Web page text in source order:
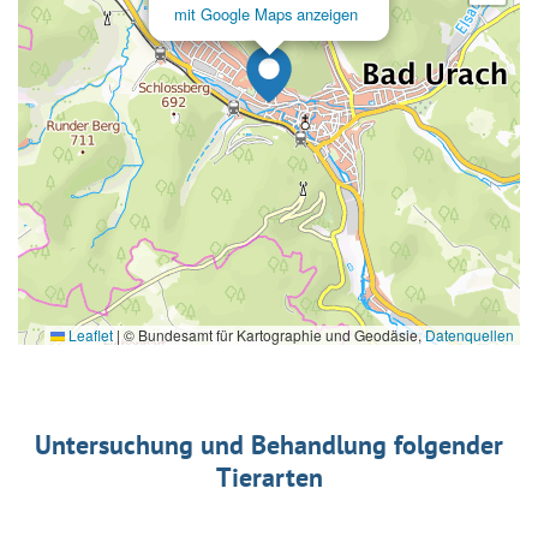
mit Google Maps anzeigen
Leaflet | © Bundesamt für Kartographie und Geodäsie,Datenquellen
Untersuchung und Behandlung folgender
Tierarten